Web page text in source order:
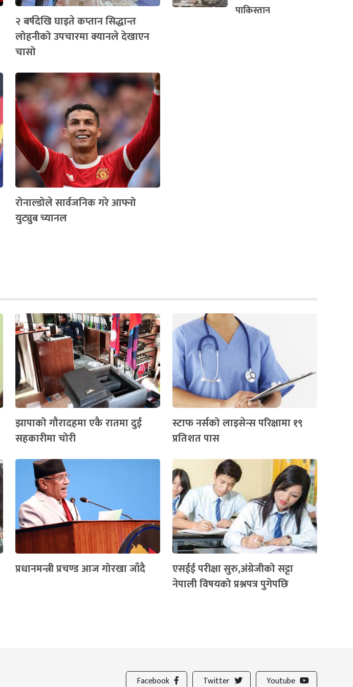
२ बर्षदेखि घाइते कप्तान सिद्धान्त
लोहनीको उपचारमा क्यानले देखाएन
चासो
रोनाल्डोले सार्वजनिक गरे आफ्नो
युट्युब च्यानल
पाकिस्तान
झापाको गौरादहमा एकै रातमा दुई
सहकारीमा चोरी
स्टाफ नर्सको लाइसेन्स परिक्षामा १९
प्रतिशत पास
प्रधानमन्त्री प्रचण्ड आज गोरखा जाँदै
एसईई परीक्षा सुरु,अंग्रेजीको सट्टा
नेपाली विषयको प्रश्नपत्र पुगेपछि
Facebook Twitter Youtube